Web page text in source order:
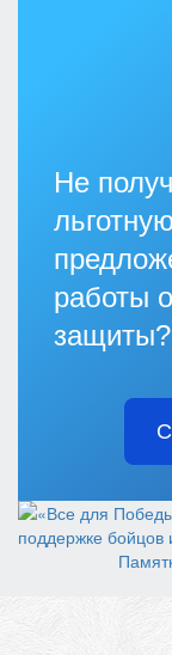
Не
работы
защиты?